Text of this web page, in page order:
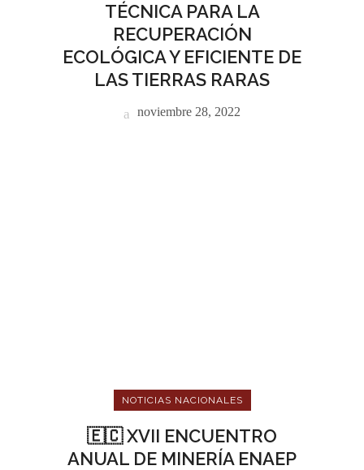
TÉCNICA PARA LA
RECUPERACIÓN
ECOLÓGICA Y EFICIENTE DE
LAS TIERRAS RARAS
noviembre 28, 2022
NOTICIAS NACIONALES
🇪🇨 XVII ENCUENTRO
ANUAL DE MINERÍA ENAEP